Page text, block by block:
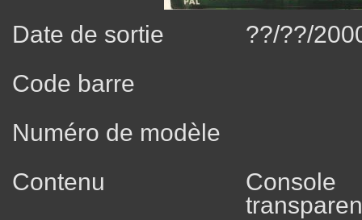
Date de sortie
??/??/
Code barre
Numéro de modèle
Contenu